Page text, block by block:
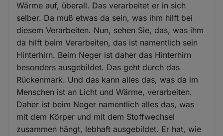
Wärme auf, überall. Das verarbeitet er in sich
selber. Da muß etwas da sein, was ihm hilft bei
diesem Verarbeiten. Nun, sehen Sie, das, was ihm
da hilft beim Verarbeiten, das ist namentlich sein
Hinterhirn. Beim Neger ist daher das Hinterhirn
besonders ausgebildet. Das geht durch das
Rückenmark. Und das kann alles das, was da im
Menschen ist an Licht und Wärme, verarbeiten.
Daher ist beim Neger namentlich alles das, was
mit dem Körper und mit dem Stoffwechsel
zusammen hängt, lebhaft ausgebildet. Er hat, wie